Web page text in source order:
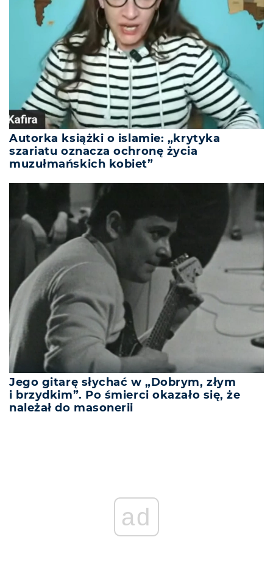
Autorka książki o islamie: „krytyka
szariatu oznacza ochronę życia
muzułmańskich kobiet”
Jego gitarę słychać w „Dobrym, złym
i brzydkim”. Po śmierci okazało się, że
należał do masonerii
ad